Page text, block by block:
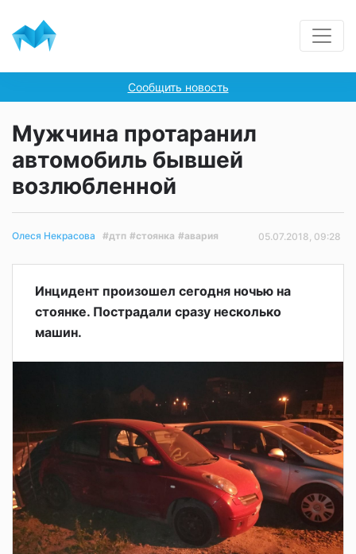
Сообщить новость
Мужчина протаранил
автомобиль бывшей
возлюбленной
Олеся Некрасова #дтп #стоянка #авария 05.07.2018, 09:28
Инцидент произошел сегодня ночью на
стоянке. Пострадали сразу несколько
машин.